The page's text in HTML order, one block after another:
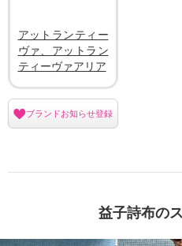
アットランティー
ヴァ、アットラン
ティーヴァアリア
ブランドお知らせ登録
益子詩布の